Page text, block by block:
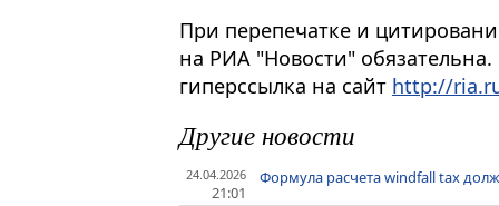
При перепечатке и
на РИА "Новости"
гиперссылка на сайт http://
Другие новости
24.04.2026
21:01
Формула расчета windfall tax